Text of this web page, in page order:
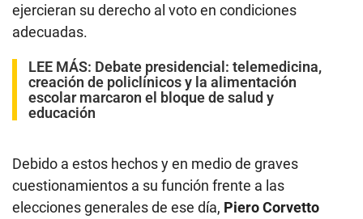
ejercieran su derecho al voto en condiciones
adecuadas.
LEE MÁS: Debate presidencial: telemedicina,
creación de policlínicos y la alimentación
escolar marcaron el bloque de salud y
educación
Debido a estos hechos y en medio de graves
cuestionamientos a su función frente a las
elecciones generales de ese día, Piero Corvetto